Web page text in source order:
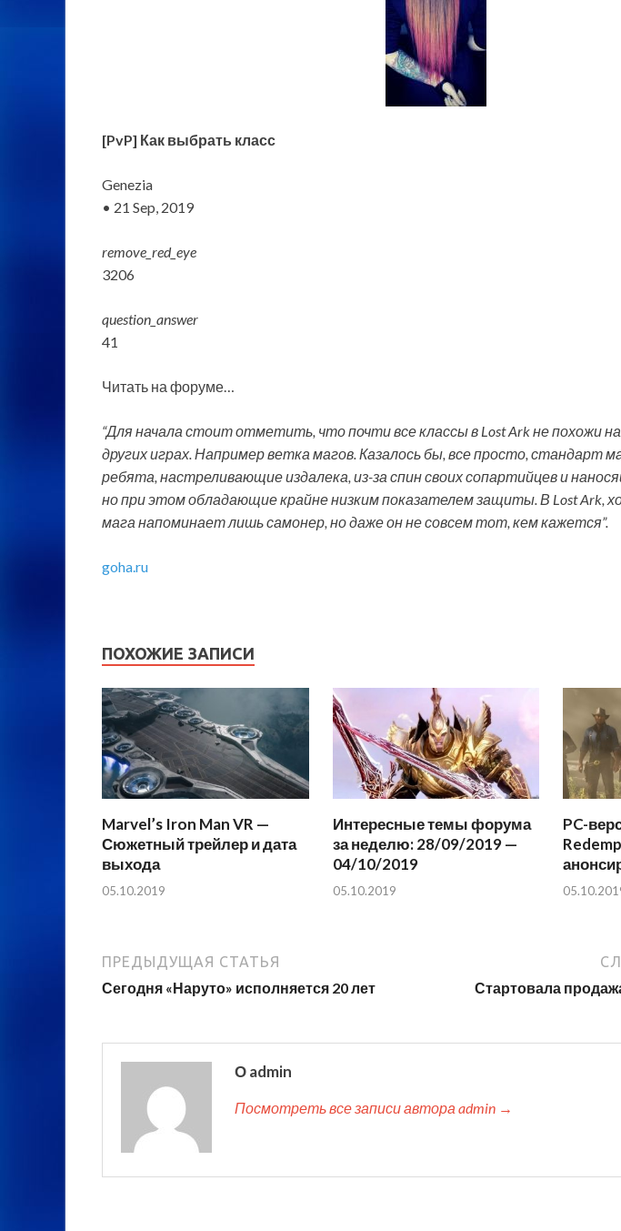
[PvP] Как выбрать класс
Genezia
• 21 Sep, 2019
remove_red_eye
3206
question_answer
41
Читать на форуме…
“Для начала стоит отметить, что почти все классы в Lost Ark не похожи на
других играх. Например ветка магов. Казалось бы, все просто, стандарт
ребята, настреливающие издалека, из-за спин своих сопартийцев и
но при этом обладающие крайне низким показателем защиты. В Lost Ark,
мага напоминает лишь самонер, но даже он не совсем тот, кем кажется”.
goha.ru
ПОХОЖИЕ ЗАПИСИ
Marvel’s Iron Man VR —
Сюжетный трейлер и дата
выхода
05.10.2019
Интересные темы форума
за неделю: 28/09/2019 —
04/10/2019
05.10.2019
PC-
ПРЕДЫДУЩАЯ СТАТЬЯ
Сегодня «Наруто» исполняется 20 лет Стартовала
О admin
Посмотреть все записи автора admin →